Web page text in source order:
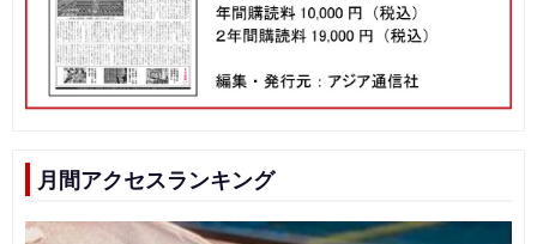
月間アクセスランキング